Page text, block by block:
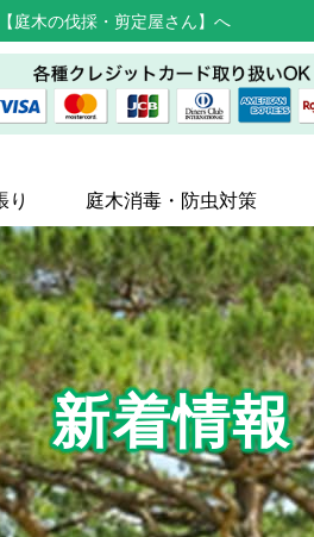
庭木の伐採・剪定屋さん】へ
り 庭木消毒・防虫対策
新着情報